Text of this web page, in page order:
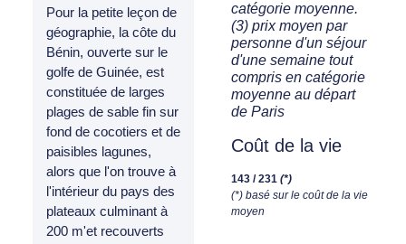
Pour la petite leçon de
géographie, la côte du
Bénin, ouverte sur le
golfe de Guinée, est
constituée de larges
plages de sable fin sur
fond de cocotiers et de
paisibles lagunes,
alors que l'on trouve à
l'intérieur du pays des
plateaux culminant à
200 m'et recouverts
catégorie moyenne.
(3) prix moyen par
personne d'un séjour
d'une semaine tout
compris en catégorie
moyenne au départ
de Paris
Coût de la vie
143 / 231 (*)
(*) basé sur le coût de la vie
moyen